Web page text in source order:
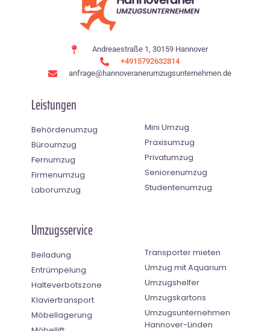
Andreaestraße 1, 30159 Hannover
+4915792632814
anfrage@hannoveranerumzugsunternehmen.de
Leistungen
Behördenumzug
Büroumzug
Fernumzug
Firmenumzug
Laborumzug
Mini Umzug
Praxisumzug
Privatumzug
Seniorenumzug
Studentenumzug
Umzugsservice
Beiladung
Entrümpelung
Halteverbotszone
Klaviertransport
Möbellagerung
Transporter mieten
Umzug mit Aquarium
Umzugshelfer
Umzugskartons
Umzugsunternehmen
Hannover-Linden